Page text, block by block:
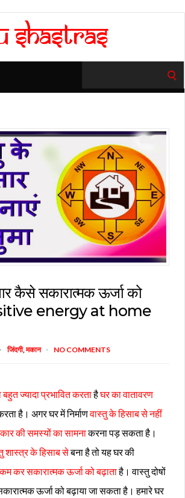
for:
कैसे सकारात्मक ऊर्जा को
energy at home
जिंदगी,मकान NO COMMENTS
ज्यादा प्रभावित करताहैघर का वातावरण
है। अगर घर में निर्माणवास्तु के हिसाब से नहीं
की समस्यों का सामनाकरना पड़ सकता है।
शास्त्र के हिसाब सेबना है तो यह घर की
कर सकारात्मक ऊर्जा को बढ़ाताहै। वास्तु दोषों
ऊर्जा को बढ़ाया जा सकता है। हमारे घर